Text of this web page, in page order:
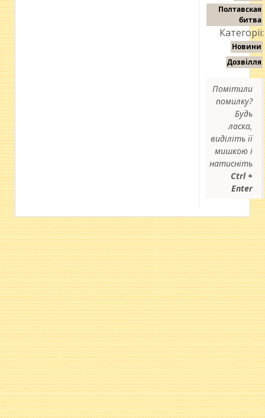
Полтавская
битва
Категорії:
Новини
Дозвілля
Помітили
помилку?
Будь
ласка,
виділіть її
мишкою і
натисніть
Ctrl +
Enter